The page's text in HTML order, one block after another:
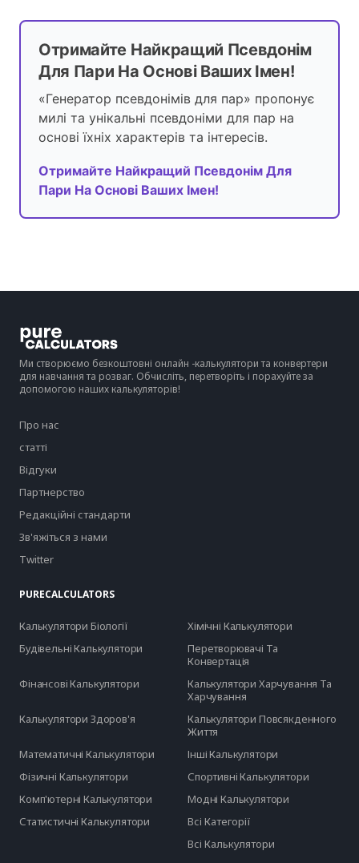
Отримайте Найкращий Псевдонім
Для Пари На Основі Ваших Імен!
«Генератор псевдонімів для пар» пропонує
милі та унікальні псевдоніми для пар на
основі їхніх характерів та інтересів.
Отримайте Найкращий Псевдонім Для
Пари На Основі Ваших Імен!
Ми створюємо безкоштовні онлайн -калькулятори та конвертери
для навчання та розваг. Обчисліть, перетворіть і порахуйте за
допомогою наших калькуляторів!
Про нас
статті
Відгуки
Партнерство
Редакційні стандарти
Зв'яжіться з нами
Twitter
PURECALCULATORS
Калькулятори Біології
Хімічні Калькулятори
Будівельні Калькулятори
Перетворювачі Та
Конвертація
Фінансові Калькулятори
Калькулятори Харчування Та
Харчування
Калькулятори Здоров'я
Калькулятори Повсякденного
Життя
Математичні Калькулятори
Інші Калькулятори
Фізичні Калькулятори
Спортивні Калькулятори
Комп'ютерні Калькулятори
Модні Калькулятори
Статистичні Калькулятори
Всі Категорії
Всі Калькулятори